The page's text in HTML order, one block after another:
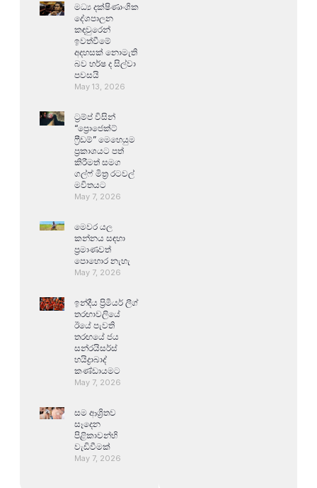
මධ්‍ය දක්ෂිණාංශික
දේශපාලන
කඳවුරෙන්
ඉවත්වීමේ
අදහසක් නොමැති
බව හර්ෂ ද සිල්වා
පවසයි
May 13, 2026
ට්‍රම්ප් විසින්
“ප්‍රොජෙක්ට්
ෆ්‍රීඩම්” මෙහෙයුම
ප්‍රකාශයට පත්
කිරීමත් සමග
ගල්ෆ් මිත්‍ර රටවල්
මවිතයට
May 7, 2026
මෙවර යල
කන්නය සඳහා
ප්‍රමාණවත්
පොහොර නැහැ
May 7, 2026
ඉන්දීය ප්‍රිමියර් ලීග්
තරඟාවලියේ
ඊයේ පැවති
තරඟයේ ජය
සන්රයිසර්ස්
හයිද්‍රාබාද්
කණ්ඩායමට
May 7, 2026
සම ආශ්‍රිතව
සෑදෙන
පිළිකාවන්හි
වැඩිවීමක්
May 7, 2026